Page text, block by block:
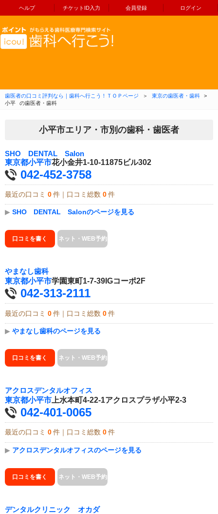
ヘルプ チケットID入力 会員登録 ログイン
コンテンツへ移動
歯医者の口コミ評判なら｜歯科へ行こう！ＴＯＰページ ＞ 東京の歯医者・歯科
>
小平
の歯医者・歯科
小平市エリア・市別の歯科・歯医者
SHO DENTAL Salon
東京都小平市花小金井1-10-11875ビル302
042-452-3758
最近の口コミ 0 件｜口コミ総数 0 件
▶ SHO DENTAL Salonのページを見る
口コミを書く ネット・WEB予約
やまなし歯科
東京都小平市学園東町1-7-39IGコーポ2F
042-313-2111
最近の口コミ 0 件｜口コミ総数 0 件
▶ やまなし歯科のページを見る
口コミを書く ネット・WEB予約
アクロスデンタルオフィス
東京都小平市 上水本町4-22-1アクロスプラザ小平2-3
042-401-0065
最近の口コミ 0 件｜口コミ総数 0 件
▶ アクロスデンタルオフィスのページを見る
口コミを書く ネット・WEB予約
デンタルクリニック オカダ